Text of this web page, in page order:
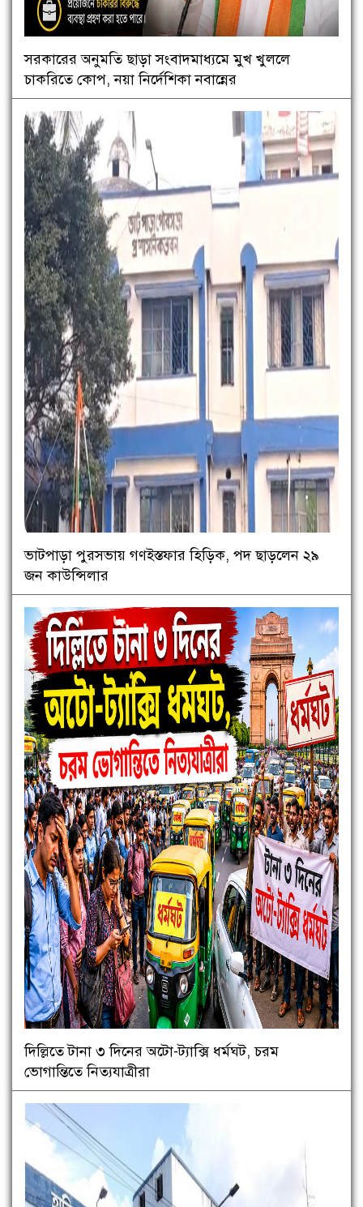
সরকারের অনুমতি ছাড়া সংবাদমাধ্যমে মুখ খুললে
চাকরিতে কোপ, নয়া নির্দেশিকা নবান্নের
ভাটপাড়া পুরসভায় গণইস্তফার হিড়িক, পদ ছাড়লেন ২৯
জন কাউন্সিলার
দিল্লিতে টানা ৩ দিনের অটো-ট্যাক্সি ধর্মঘট, চরম
ভোগান্তিতে নিত্যযাত্রীরা